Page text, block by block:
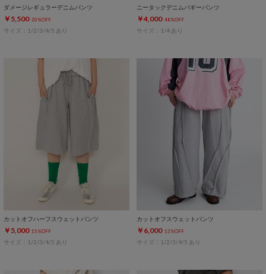
ダメージレギュラーデニムパンツ
￥5,500 20%OFF
サイズ：1/2/3/4/5 あり
ニータックデニムバギーパンツ
￥4,000 48%OFF
サイズ：1/4 あり
カットオフハーフスウェットパンツ
￥5,000 15%OFF
サイズ：1/2/3/4/5 あり
カットオフスウェットパンツ
￥6,000 13%OFF
サイズ：1/2/3/4/5 あり